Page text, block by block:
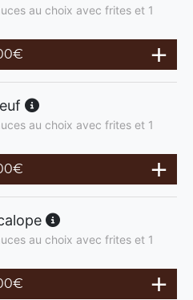
au choix avec frites et 1
€
au choix avec frites et 1
€
au choix avec frites et 1
€